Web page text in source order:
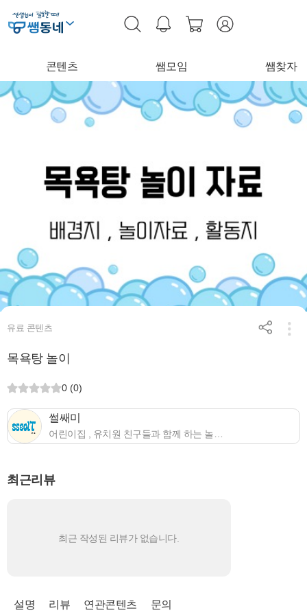
콘텐츠 쌤모임 쌤찾자
유료 콘텐츠
목욕탕 놀이
0 (0)
썰쌔미
최근리뷰
최근 작성된 리뷰가 없습니다.
설명 리뷰 연관콘텐츠 문의